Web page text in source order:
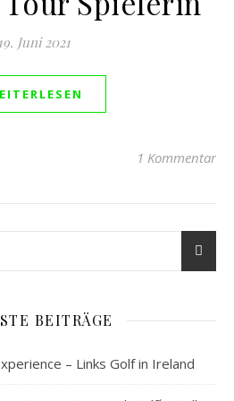
Juni 2021
1 Kommentar
BEITRÄGE
– Links Golf in Ireland